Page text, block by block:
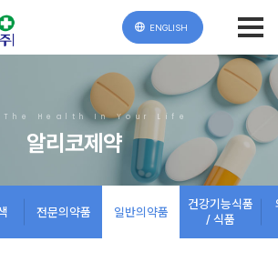
ENGLISH
The Health In Your Life
알리코제약
전문의약품 일반의약품
건강기능식품
/ 식품